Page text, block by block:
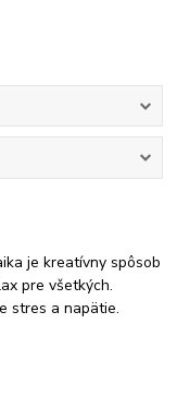
je kreatívny spôsob
pre všetkých.
stres a napätie.